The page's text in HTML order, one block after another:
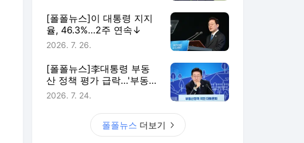
[폴폴뉴스]이 대통령 지지
율, 46.3%…2주 연속↓
2026. 7. 26.
[폴폴뉴스]李대통령 부동
산 정책 평가 급락…'부동산
정책 잘한다' 3월 51%→ 7
2026. 7. 24.
폴폴뉴스 더보기